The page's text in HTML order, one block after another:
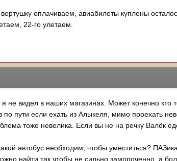
оплачиваем, авиабилеты куплены
22-го улетаем.
не видел в наших магазинах. Может конечно кто
по пути если ехать из Алыкеля, мимо проехать
тоже невелика. Если вы не на речку Валёк
автобус необходим, чтобы уместиться?
найти так чтобы не сильно замороченно, а